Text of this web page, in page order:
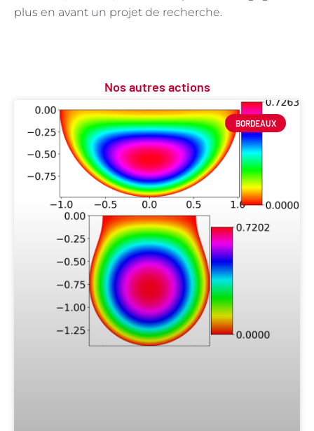
plus en avant un projet de recherche.
Nos autres actions
BORDEAUX